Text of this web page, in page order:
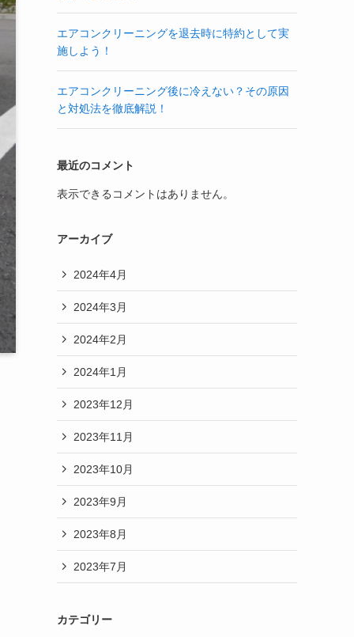
エアコンクリーニングを退去時に特約として実
施しよう！
エアコンクリーニング後に冷えない？その原因
と対処法を徹底解説！
最近のコメント
表示できるコメントはありません。
アーカイブ
2024年4月
2024年3月
2024年2月
2024年1月
2023年12月
2023年11月
2023年10月
2023年9月
2023年8月
2023年7月
カテゴリー